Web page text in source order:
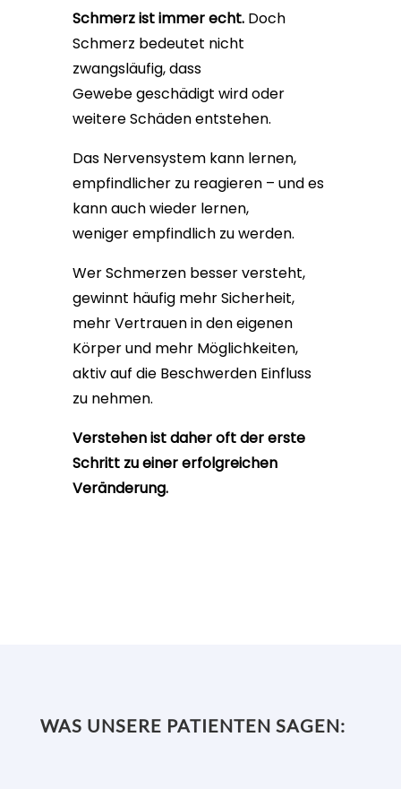
Schmerz ist immer echt.Doch
Schmerz bedeutet nicht
zwangsläufig, dass
Gewebe geschädigt wird oder
weitere Schäden entstehen.
Das Nervensystem kann lernen,
empfindlicher zu reagieren – und es
kann auch wieder lernen,
weniger empfindlich zu werden.
Wer Schmerzen besser versteht,
gewinnt häufig mehr Sicherheit,
mehr Vertrauen in den eigenen
Körper und mehr Möglichkeiten,
aktiv auf die Beschwerden Einfluss
zu nehmen.
Verstehen ist daher oft der erste
Schritt zu einer erfolgreichen
Veränderung.
WAS UNSERE PATIENTEN SAGEN: